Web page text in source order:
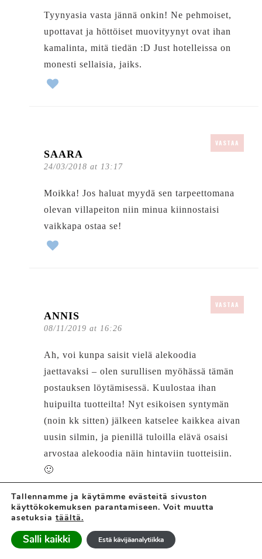
Tyynyasia vasta jännä onkin! Ne pehmoiset,
upottavat ja höttöiset muovityynyt ovat ihan
kamalinta, mitä tiedän :D Just hotelleissa on
monesti sellaisia, jaiks.
SAARA
24/03/2018 at 13:17
VASTAA
Moikka! Jos haluat myydä sen tarpeettomana
olevan villapeiton niin minua kiinnostaisi
vaikkapa ostaa se!
ANNIS
08/11/2019 at 16:26
VASTAA
Ah, voi kunpa saisit vielä alekoodia
jaettavaksi – olen surullisen myöhässä tämän
postauksen löytämisessä. Kuulostaa ihan
huipuilta tuotteilta! Nyt esikoisen syntymän
(noin kk sitten) jälkeen katselee kaikkea aivan
uusin silmin, ja pienillä tuloilla elävä osaisi
arvostaa alekoodia näin hintaviin tuotteisiin.
🙂
Tallennamme ja käytämme evästeitä sivuston
käyttökokemuksen parantamiseen. Voit muutta
asetuksia täältä.
Salli kaikki Estä kävijäanalytiikka